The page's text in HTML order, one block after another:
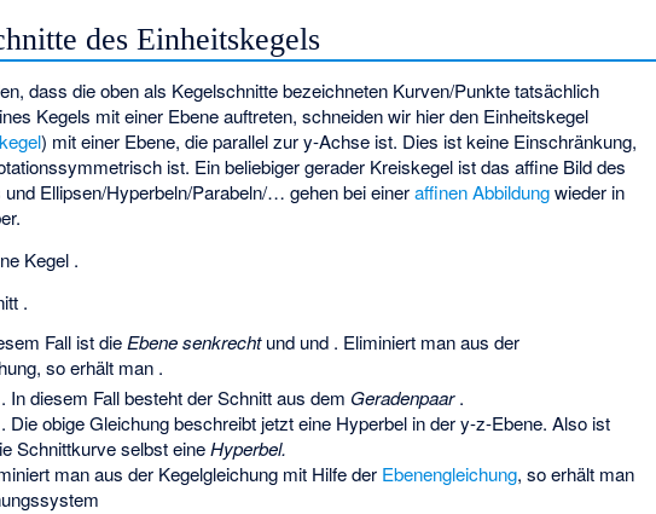
des Einheitskegels
dass die oben als Kegelschnitte bezeichneten Kurven/Punkte tatsächlich
Kegels mit einer Ebene auftreten, schneiden wir hier den Einheitskegel
) mit einer Ebene, die parallel zur y-Achse ist. Dies ist keine Einschränkung,
ist. Ein beliebiger gerader Kreiskegel ist das affine Bild des
und Ellipsen/Hyperbeln/Parabeln/… gehen bei eineraffinen Abbildungwieder in
Kegel .
.
Fall ist die Ebene senkrechtund und . Eliminiert manaus der
so erhält man .
. In diesem Fall besteht der Schnitt aus dem Geradenpaar .
. Die obige Gleichung beschreibt jetzt eine Hyperbel in der y-z-Ebene. Also ist
Schnittkurveselbst eineHyperbel.
manaus der Kegelgleichung mit Hilfe der Ebenengleichung, so erhält man